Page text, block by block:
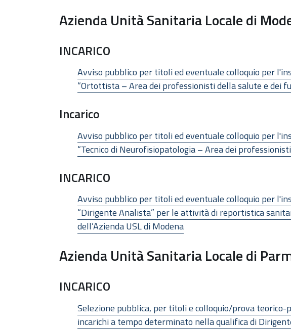
Azienda Unità Sanitaria Locale di
INCARICO
Avviso pubblico per titoli ed eventuale colloquio per
“Ortottista – Area dei professionisti della salute e dei
Incarico
Avviso pubblico per titoli ed eventuale colloquio per
“Tecnico di Neurofisiopatologia – Area dei
INCARICO
Avviso pubblico per titoli ed eventuale colloquio per
“Dirigente Analista” per le attività di reportistica
dell’Azienda USL di Modena
Azienda Unità Sanitaria Locale di
INCARICO
Selezione pubblica, per titoli e colloquio/prova
incarichi a tempo determinato nella qualifica di